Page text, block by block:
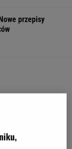
przepisy